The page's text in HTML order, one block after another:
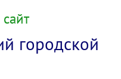
городской